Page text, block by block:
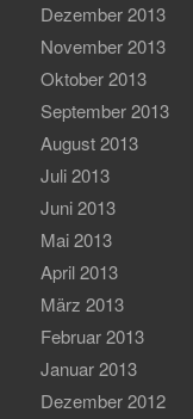
Dezember 2013
November 2013
Oktober 2013
September 2013
August 2013
Juli 2013
Juni 2013
Mai 2013
April 2013
März 2013
Februar 2013
Januar 2013
Dezember 2012